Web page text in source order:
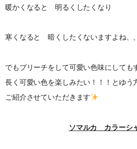
暖かくなると 明るくしたくなり
寒くなると 暗くしたくないますよね、
でもブリーチをして可愛い色味にしても
長く可愛い色を楽しみたい！！！とゆう
ご紹介させていただきます
ソマルカ カラーシ